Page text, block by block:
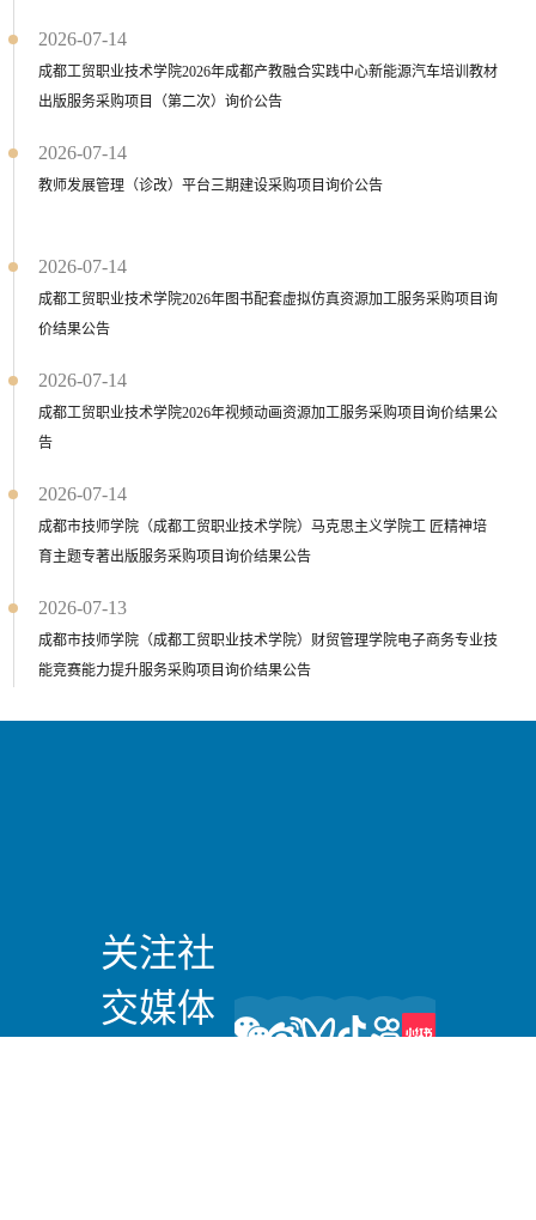
2026-07-14
成都工贸职业技术学院2026年成都产教融合实践中心新能源汽车培训教材
出版服务采购项目（第二次）询价公告
2026-07-14
教师发展管理（诊改）平台三期建设采购项目询价公告
2026-07-14
成都工贸职业技术学院2026年图书配套虚拟仿真资源加工服务采购项目询
价结果公告
2026-07-14
成都工贸职业技术学院2026年视频动画资源加工服务采购项目询价结果公
告
2026-07-14
成都市技师学院（成都工贸职业技术学院）马克思主义学院工 匠精神培
育主题专著出版服务采购项目询价结果公告
2026-07-13
成都市技师学院（成都工贸职业技术学院）财贸管理学院电子商务专业技
能竞赛能力提升服务采购项目询价结果公告
关注社
交媒体